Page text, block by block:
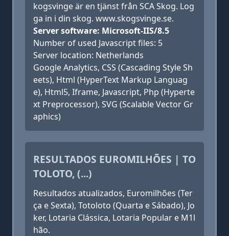
kogsvinge är en tjänst från SCA Skog. Log
ga in i din skog. www.skogsvinge.se.
Server software: Microsoft-IIS/8.5
Number of used Javascript files: 5
Server location: Netherlands
Google Analytics, CSS (Cascading Style Sh
eets), Html (HyperText Markup Languag
e), Html5, Iframe, Javascript, Php (Hyperte
xt Preprocessor), SVG (Scalable Vector Gr
aphics)
RESULTADOS EUROMILHÕES | TO
TOLOTO, (...)
Resultados atualizados, Euromilhões (Ter
ça e Sexta), Totoloto (Quarta e Sábado), Jo
ker, Lotaria Clássica, Lotaria Popular e M1l
hão.